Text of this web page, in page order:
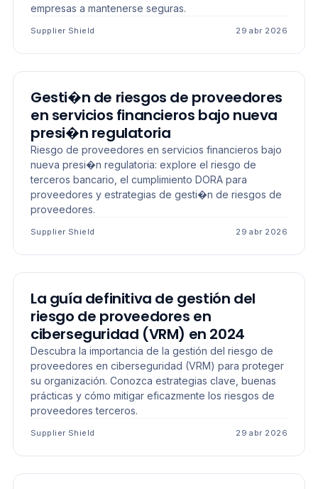
empresas a mantenerse seguras.
Supplier Shield 29 abr 2026
Gesti�n de riesgos de proveedores
en servicios financieros bajo nueva
presi�n regulatoria
Riesgo de proveedores en servicios financieros bajo
nueva presi�n regulatoria: explore el riesgo de
terceros bancario, el cumplimiento DORA para
proveedores y estrategias de gesti�n de riesgos de
proveedores.
Supplier Shield 29 abr 2026
La guía definitiva de gestión del
riesgo de proveedores en
ciberseguridad (VRM) en 2024
Descubra la importancia de la gestión del riesgo de
proveedores en ciberseguridad (VRM) para proteger
su organización. Conozca estrategias clave, buenas
prácticas y cómo mitigar eficazmente los riesgos de
proveedores terceros.
Supplier Shield 29 abr 2026